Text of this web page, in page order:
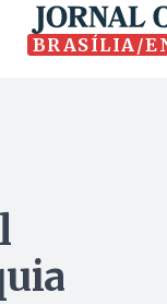
BRASÍLIA/